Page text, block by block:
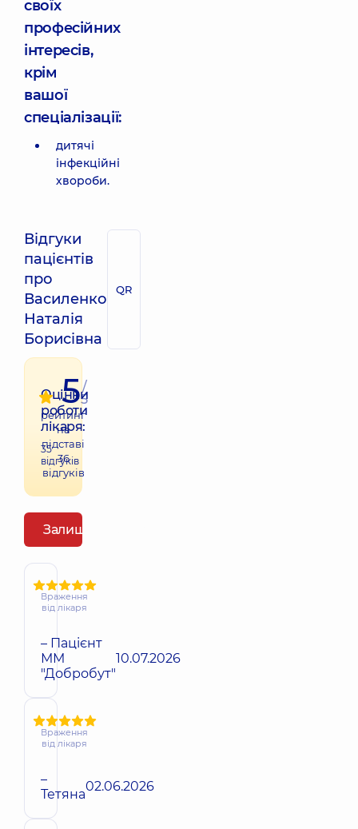
своїх
професійних
інтересів,
крім
вашої
спеціалізації:
дитячі
інфекційні
хвороби.
Відгуки
пацієнтів
про
Василенко
Наталія
Борисівна
QR
Оцінки
роботи
лікаря:
35
відгуків
5/
5
рейтинг
на
підставі
36
відгуків
Залишити відгук
Враження
від лікаря
– Пацієнт
ММ
"Добробут"
10.07.2026
Враження
від лікаря
–
Тетяна02.06.2026